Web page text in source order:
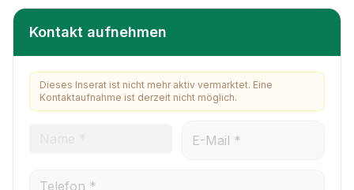
Kontakt aufnehmen
Dieses Inserat ist nicht mehr aktiv vermarktet. Eine
Kontaktaufnahme ist derzeit nicht möglich.